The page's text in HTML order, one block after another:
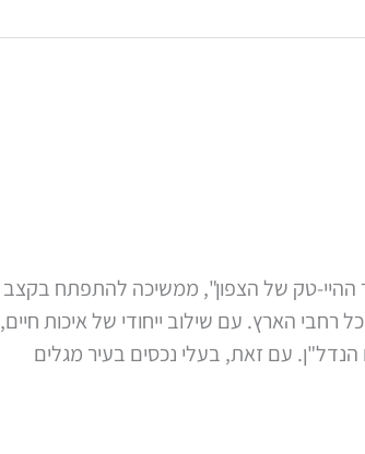
ההיי-טק של הצפון", ממשיכה להתפתח בקצב
הארץ. עם שילוב ייחודי של איכות חיים,
עם זאת, בעלי נכסים בעיר מגלים